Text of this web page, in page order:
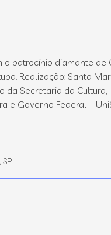
patrocínio diamante de
Realização: Santa
da Secretaria da Cultura,
e Governo Federal –